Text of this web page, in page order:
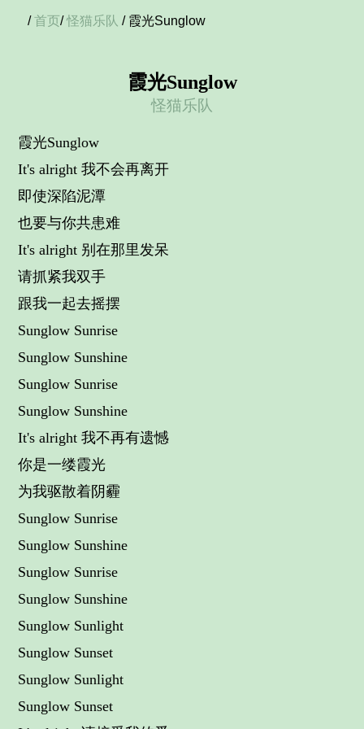
/首页/怪猫乐队 / 霞光Sunglow
霞光Sunglow
怪猫乐队
霞光Sunglow
It's alright 我不会再离开
即使深陷泥潭
也要与你共患难
It's alright 别在那里发呆
请抓紧我双手
跟我一起去摇摆
Sunglow Sunrise
Sunglow Sunshine
Sunglow Sunrise
Sunglow Sunshine
It's alright 我不再有遗憾
你是一缕霞光
为我驱散着阴霾
Sunglow Sunrise
Sunglow Sunshine
Sunglow Sunrise
Sunglow Sunshine
Sunglow Sunlight
Sunglow Sunset
Sunglow Sunlight
Sunglow Sunset